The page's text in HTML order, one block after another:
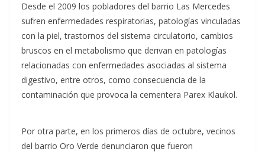
Desde el 2009 los pobladores del barrio Las Mercedes
sufren enfermedades respiratorias, patologías vinculadas
con la piel, trastornos del sistema circulatorio, cambios
bruscos en el metabolismo que derivan en patologías
relacionadas con enfermedades asociadas al sistema
digestivo, entre otros, como consecuencia de la
contaminación que provoca la cementera Parex Klaukol.
Por otra parte, en los primeros días de octubre, vecinos
del barrio Oro Verde denunciaron que fueron